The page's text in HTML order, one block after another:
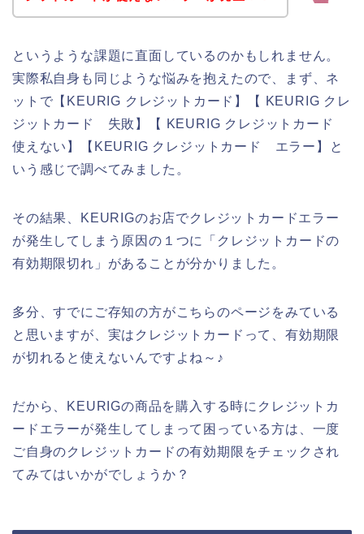
というような課題に直面しているのかもしれません。
実際私自身も同じような悩みを抱えたので、まず、ネ
ットで【KEURIG クレジットカード】【 KEURIG クレ
ジットカード 失敗】【 KEURIG クレジットカード
使えない】【KEURIG クレジットカード エラー】と
いう感じで調べてみました。
その結果、KEURIGのお店でクレジットカードエラー
が発生してしまう原因の１つに「クレジットカードの
有効期限切れ」があることが分かりました。
多分、すでにご存知の方がこちらのページをみている
と思いますが、実はクレジットカードって、有効期限
が切れると使えないんですよね～♪
だから、KEURIGの商品を購入する時にクレジットカ
ードエラーが発生してしまって困っている方は、一度
ご自身のクレジットカードの有効期限をチェックされ
てみてはいかがでしょうか？